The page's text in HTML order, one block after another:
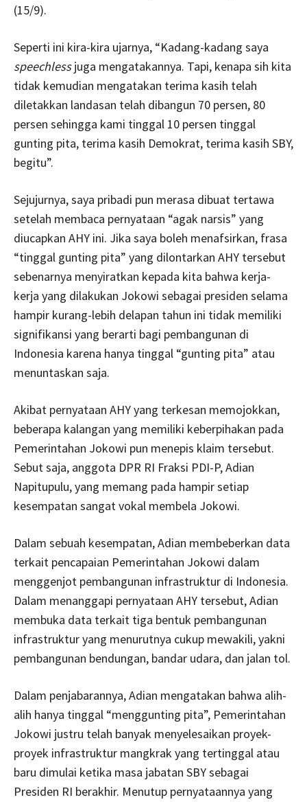
(15/9).
Seperti ini kira-kira ujarnya, “Kadang-kadang saya
speechlessjuga mengatakannya. Tapi, kenapa sih kita
tidak kemudian mengatakan terima kasih telah
diletakkan landasan telah dibangun 70 persen, 80
persen sehingga kami tinggal 10 persen tinggal
gunting pita, terima kasih Demokrat, terima kasih SBY,
begitu”.
Sejujurnya, saya pribadi pun merasa dibuat tertawa
setelah membaca pernyataan “agak narsis” yang
diucapkan AHY ini. Jika saya boleh menafsirkan, frasa
“tinggal gunting pita” yang dilontarkan AHY tersebut
sebenarnya menyiratkan kepada kita bahwa kerja-
kerja yang dilakukan Jokowi sebagai presiden selama
hampir kurang-lebih delapan tahun ini tidak memiliki
signifikansi yang berarti bagi pembangunan di
Indonesia karena hanya tinggal “gunting pita” atau
menuntaskan saja.
Akibat pernyataan AHY yang terkesan memojokkan,
beberapa kalangan yang memiliki keberpihakan pada
Pemerintahan Jokowi pun menepis klaim tersebut.
Sebut saja, anggota DPR RI Fraksi PDI-P, Adian
Napitupulu, yang memang pada hampir setiap
kesempatan sangat vokal membela Jokowi.
Dalam sebuah kesempatan, Adian membeberkan data
terkait pencapaian Pemerintahan Jokowi dalam
menggenjot pembangunan infrastruktur di Indonesia.
Dalam menanggapi pernyataan AHY tersebut, Adian
membuka data terkait tiga bentuk pembangunan
infrastruktur yang menurutnya cukup mewakili, yakni
pembangunan bendungan, bandar udara, dan jalan tol.
Dalam penjabarannya, Adian mengatakan bahwa alih-
alih hanya tinggal “menggunting pita”, Pemerintahan
Jokowi justru telah banyak menyelesaikan proyek-
proyek infrastruktur mangkrak yang tertinggal atau
baru dimulai ketika masa jabatan SBY sebagai
Presiden RI berakhir. Menutup pernyataannya yang